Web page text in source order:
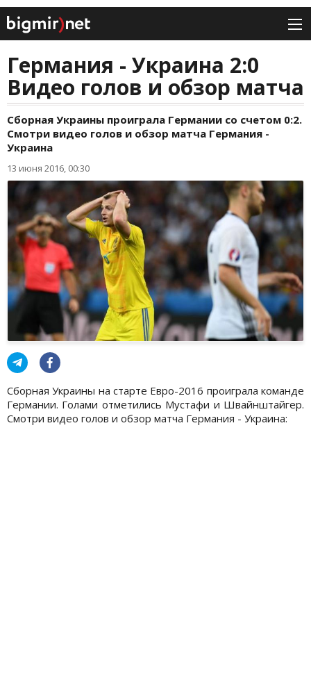
Германия - Украина 2:0
Видео голов и обзор матча
Сборная Украины проиграла Германии со счетом 0:2.
Смотри видео голов и обзор матча Германия -
Украина
13 июня 2016, 00:30
Сборная Украины на старте Евро-2016 проиграла команде
Германии. Голами отметились Мустафи и Швайнштайгер.
Смотри видео голов и обзор матча Германия - Украина: